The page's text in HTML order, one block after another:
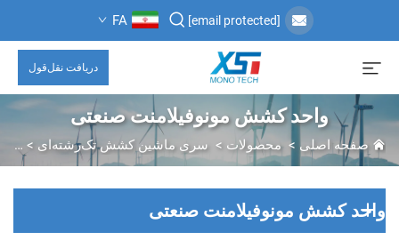
[email protected]
FA
دریافت نقل‌قول
واحد کشش مونوفیلامنت صنعتی
صفحه اصلی >محصولات > سری ماشین کشش تک‌رشته‌ای >
واحد کشش مونوفیلامنت صنعتی